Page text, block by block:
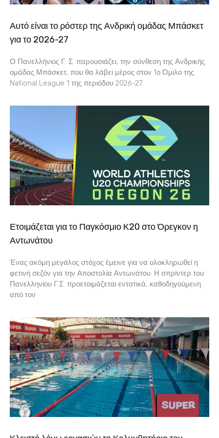
Αυτό είναι το ρόστερ της Ανδρική ομάδας Μπάσκετ
για το 2026-27
Ο Πανελλήνιος Γ. Σ. παρουσιάζει, την σύνθεση της Ανδρικής
ομάδας Μπάσκετ, που θα λάβει μέρος στον 1ο Όμιλο της
National League 1 της περιόδου 2026-27.
Ετοιμάζεται για το Παγκόσμιο Κ20 στο Όρεγκον η
Αντωνάτου
Ένας ακόμη μεγάλος στόχος έμεινε για να ολοκληρωθεί η
φετινή σεζόν για την Αποστολία Αντωνάτου. Η σπρίντερ του
Πανελληνίου Γ.Σ. προετοιμάζεται εντατικά, καθοδηγούμενη
από τον